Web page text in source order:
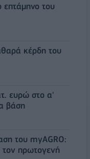
του
κέρδη του
ευρώ στο α'
βάση
του myAGRO:
τον πρωτογενή